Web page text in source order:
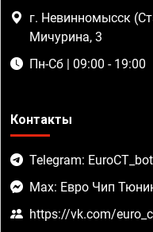
г. Невинномысск
Мичурина, 3
Пн-Сб | 09:00 - 19:00
Контакты
Telegram: EuroCT_bot
Max: Евро Чип
https://vk.com/